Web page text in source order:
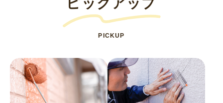
ピックアップ
PICKUP